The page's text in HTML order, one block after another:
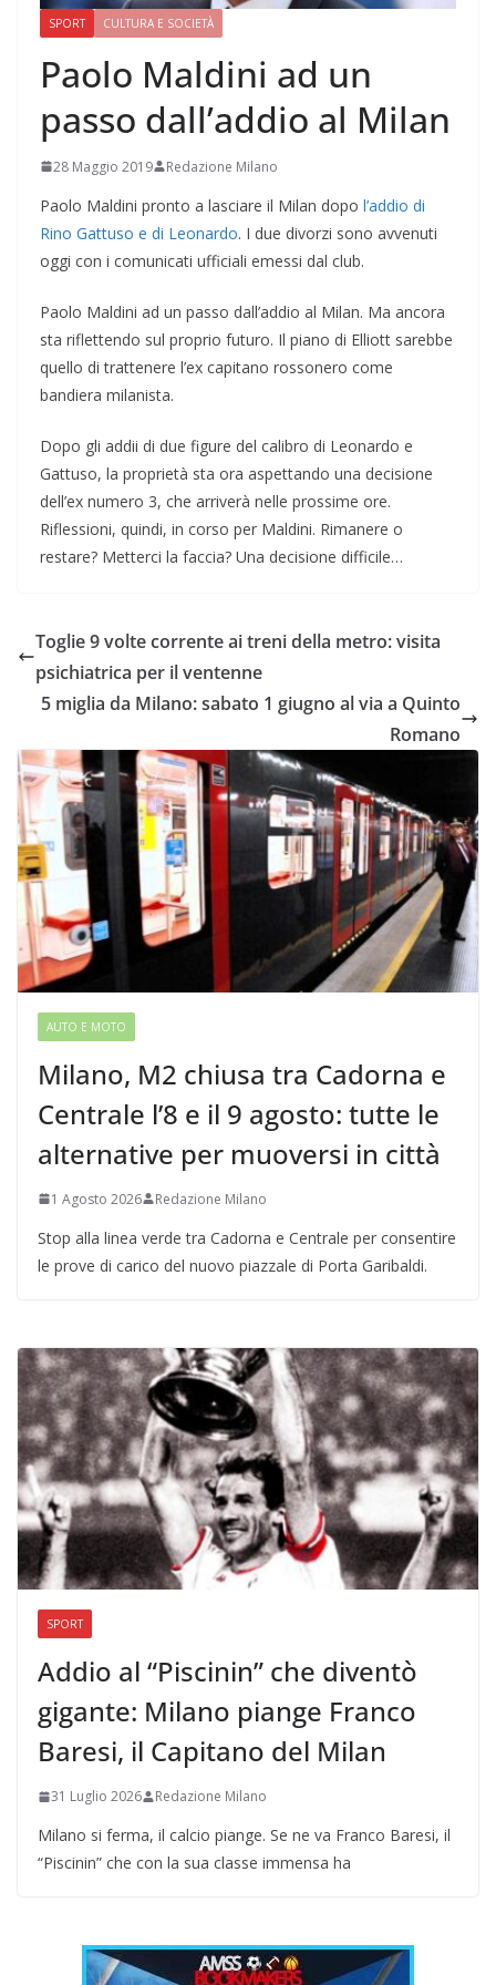
SPORT CULTURA E SOCIETÀ
Paolo Maldini ad un
passo dall’addio al Milan
28 Maggio 2019 Redazione Milano
Paolo Maldini pronto a lasciare il Milan dopo l’addio di
Rino Gattuso e di Leonardo. I due divorzi sono avvenuti
oggi con i comunicati ufficiali emessi dal club.
Paolo Maldini ad un passo dall’addio al Milan. Ma ancora
sta riflettendo sul proprio futuro. Il piano di Elliott sarebbe
quello di trattenere l’ex capitano rossonero come
bandiera milanista.
Dopo gli addii di due figure del calibro di Leonardo e
Gattuso, la proprietà sta ora aspettando una decisione
dell’ex numero 3, che arriverà nelle prossime ore.
Riflessioni, quindi, in corso per Maldini. Rimanere o
restare? Metterci la faccia? Una decisione difficile…
Toglie 9 volte corrente ai treni della metro: visita
psichiatrica per il ventenne
5 miglia da Milano: sabato 1 giugno al via a Quinto
Romano
AUTO E MOTO
Milano, M2 chiusa tra Cadorna e
Centrale l’8 e il 9 agosto: tutte le
alternative per muoversi in città
1 Agosto 2026 Redazione Milano
Stop alla linea verde tra Cadorna e Centrale per consentire
le prove di carico del nuovo piazzale di Porta Garibaldi.
SPORT
Addio al “Piscinin” che diventò
gigante: Milano piange Franco
Baresi, il Capitano del Milan
31 Luglio 2026 Redazione Milano
Milano si ferma, il calcio piange. Se ne va Franco Baresi, il
“Piscinin” che con la sua classe immensa ha